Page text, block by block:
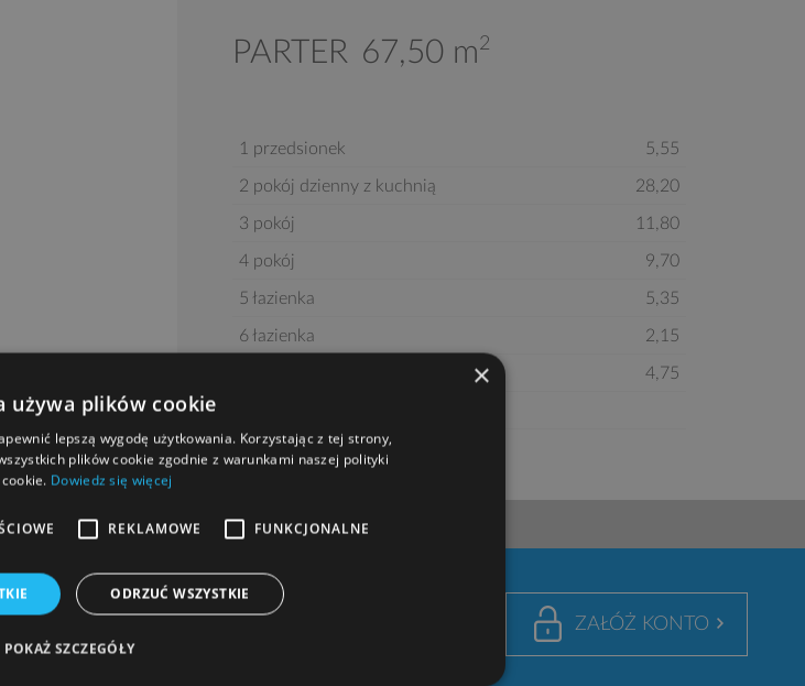
PARTER 67,50 m2
1 przedsionek 5,55
2 pokój dzienny z kuchnią 28,20
3 pokój 11,80
4 pokój 9,70
5 łazienka 5,35
6 łazienka 2,15
4,75
NA GÓRĘ
nowościach i promocjach. Twoje konto to swoboda
konta otrzymujesz od nas w prezencie 100zł
ZAŁÓŻ KONTO
×
używa plików cookie
lepszą wygodę użytkowania. Korzystając z tej strony,
plików cookie zgodnie z warunkami naszej polityki
Dowiedz się więcej
REKLAMOWE FUNKCJONALNE
ODRZUĆ WSZYSTKIE
POKAŻ SZCZEGÓŁY